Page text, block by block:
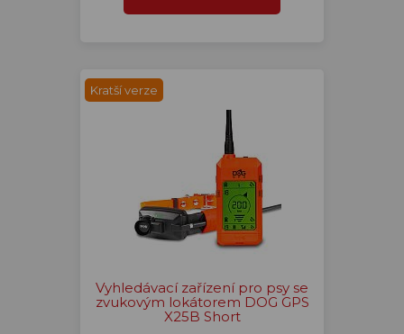
Kratší verze
Vyhledávací zařízení pro psy se
zvukovým lokátorem DOG GPS
X25B Short